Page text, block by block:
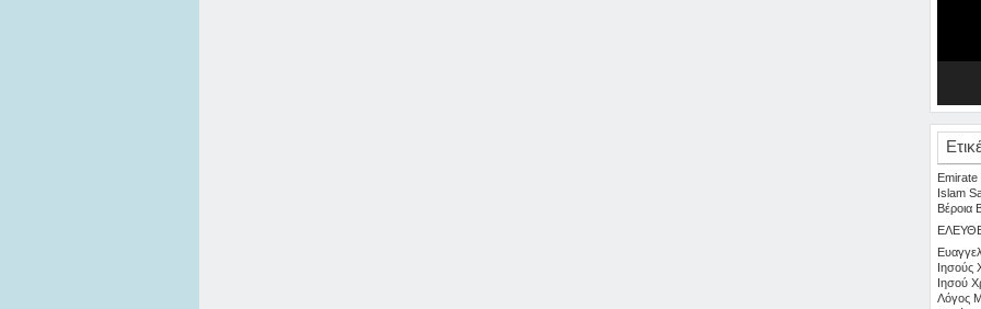
Emirate
Islam
Βέροια
Ιησούς
Ιησού
Λόγος